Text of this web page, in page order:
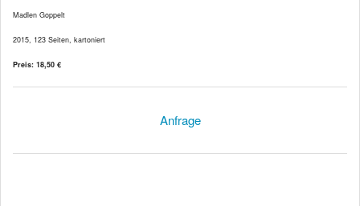
Madlen Goppelt
2015, 123 Seiten, kartoniert
Preis: 18,50 €
Anfrage